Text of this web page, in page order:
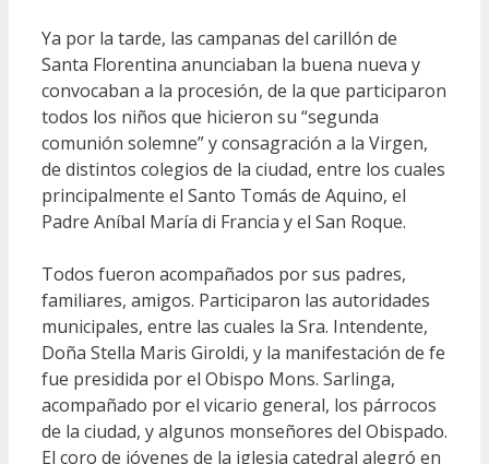
Ya por la tarde, las campanas del carillón de
Santa Florentina anunciaban la buena nueva y
convocaban a la procesión, de la que participaron
todos los niños que hicieron su “segunda
comunión solemne” y consagración a la Virgen,
de distintos colegios de la ciudad, entre los cuales
principalmente el Santo Tomás de Aquino, el
Padre Aníbal María di Francia y el San Roque.
Todos fueron acompañados por sus padres,
familiares, amigos. Participaron las autoridades
municipales, entre las cuales la Sra. Intendente,
Doña Stella Maris Giroldi, y la manifestación de fe
fue presidida por el Obispo Mons. Sarlinga,
acompañado por el vicario general, los párrocos
de la ciudad, y algunos monseñores del Obispado.
El coro de jóvenes de la iglesia catedral alegró en